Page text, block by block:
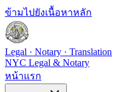
ข้ามไปยังเนื้อหาหลัก
Legal · Notary · Translation
NYC Legal & Notary
หน้าแรก